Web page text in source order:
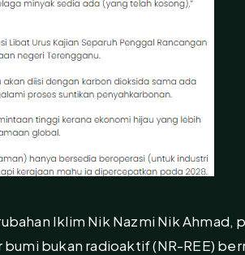
Iklim Nik Nazmi Nik Ahmad,
bumi bukan radioaktif (NR-REE)